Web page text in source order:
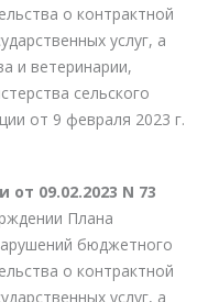
о контрактной
услуг, а
и ветеринарии,
сельского
от 9 февраля 2023 г.
09.02.2023 N 73
Плана
бюджетного
о контрактной
услуг, а